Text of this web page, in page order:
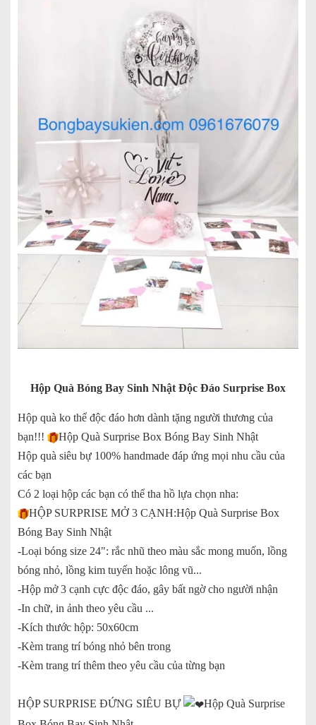
Hộp Quà Bóng Bay Sinh Nhật Độc Đáo Surprise Box
Hộp quà ko thể độc đáo hơn dành tặng người thương của
bạn!!!
Hộp Quà Surprise Box Bóng Bay Sinh Nhật
Hộp quà siêu bự 100% handmade đáp ứng mọi nhu cầu của
các bạn
Có 2 loại hộp các bạn có thể tha hồ lựa chọn nha:
HỘP SURPRISE MỞ 3 CẠNH:Hộp Quà Surprise Box
Bóng Bay Sinh Nhật
-Loại bóng size 24": rắc nhũ theo màu sắc mong muốn, lồng
bóng nhỏ, lồng kim tuyến hoặc lông vũ...
-Hộp mở 3 cạnh cực độc đáo, gây bất ngờ cho người nhận
-In chữ, in ảnh theo yêu cầu ...
-Kích thước hộp: 50x60cm
-Kèm trang trí bóng nhỏ bên trong
-Kèm trang trí thêm theo yêu cầu của từng bạn
HỘP SURPRISE ĐỨNG SIÊU BỰ
Hộp Quà Surprise